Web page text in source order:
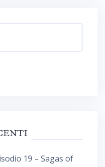
19 – Sagas of